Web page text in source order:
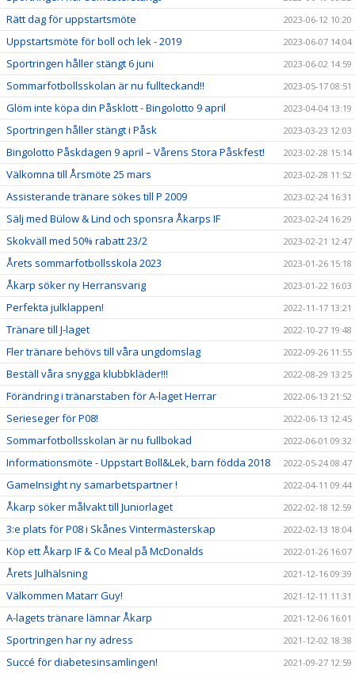
Rätt dag för uppstartsmöte 2023-06-12 10:20
Uppstartsmöte för boll och lek - 2019 2023-06-07 14:04
Sportringen håller stängt 6 juni 2023-06-02 14:59
Sommarfotbollsskolan är nu fullteckand!! 2023-05-17 08:51
Glöm inte köpa din Påsklott - Bingolotto 9 april 2023-04-04 13:19
Sportringen håller stängt i Påsk 2023-03-23 12:03
Bingolotto Påskdagen 9 april – Vårens Stora Påskfest! 2023-02-28 15:14
Välkomna till Årsmöte 25 mars 2023-02-28 11:52
Assisterande tränare sökes till P 2009 2023-02-24 16:31
Sälj med Bülow & Lind och sponsra Åkarps IF 2023-02-24 16:29
Skokväll med 50% rabatt 23/2 2023-02-21 12:47
Årets sommarfotbollsskola 2023 2023-01-26 15:18
Åkarp söker ny Herransvarig 2023-01-22 16:03
Perfekta julklappen! 2022-11-17 13:21
Tränare till J-laget 2022-10-27 19:48
Fler tränare behövs till våra ungdomslag 2022-09-26 11:55
Beställ våra snygga klubbkläder!!! 2022-08-29 13:25
Förändring i tränarstaben för A-laget Herrar 2022-06-13 21:52
Serieseger för P08! 2022-06-13 12:45
Sommarfotbollsskolan är nu fullbokad 2022-06-01 09:32
Informationsmöte - Uppstart Boll&Lek, barn födda 2018 2022-05-24 08:47
GameInsight ny samarbetspartner ! 2022-04-11 09:44
Åkarp söker målvakt till Juniorlaget 2022-02-18 12:59
3:e plats för P08 i Skånes Vintermästerskap 2022-02-13 18:04
Köp ett Åkarp IF & Co Meal på McDonalds 2022-01-26 16:07
Årets Julhälsning 2021-12-16 09:39
Välkommen Matarr Guy! 2021-12-11 11:31
A-lagets tränare lämnar Åkarp 2021-12-06 16:01
Sportringen har ny adress 2021-12-02 18:38
Succé för diabetesinsamlingen! 2021-09-27 12:59